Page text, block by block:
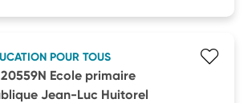
POUR TOUS
Ecole primaire
Jean-Luc Huitorel